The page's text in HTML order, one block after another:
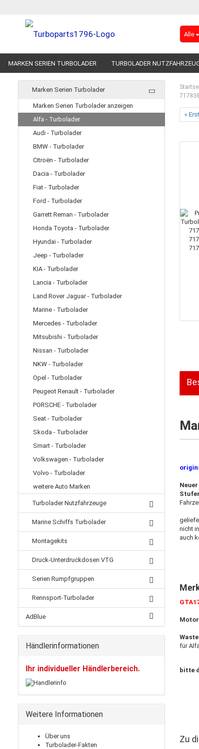
Alle
MARKEN SERIEN TURBOLADER TURBOLADER
«
nicht
auch
für
bitte
Zu
Marken Serien Turbolader
Marken Serien Turbolader anzeigen
Alfa - Turbolader
Audi - Turbolader
BMW - Turbolader
Citroën - Turbolader
Dacia - Turbolader
Fiat - Turbolader
Ford - Turbolader
Garrett Reman - Turbolader
Honda Toyota - Turbolader
Hyundai - Turbolader
Jeep - Turbolader
KIA - Turbolader
Lancia - Turbolader
Land Rover Jaguar - Turbolader
Marine - Turbolader
Mercedes - Turbolader
Mitsubishi - Turbolader
Nissan - Turbolader
NKW - Turbolader
Opel - Turbolader
Peugeot Renault - Turbolader
PORSCHE - Turbolader
Seat - Turbolader
Skoda - Turbolader
Smart - Turbolader
Volkswagen - Turbolader
Volvo - Turbolader
weitere Auto Marken
Turbolader Nutzfahrzeuge
Marine Schiffs Turbolader
Montagekits
Druck-Unterdruckdosen VTG
Serien Rumpfgruppen
Rennsport-Turbolader
AdBlue
Händlerinformationen
Ihr individueller Händlerbereich.
Weitere Informationen
Über uns
Turbolader-Fakten